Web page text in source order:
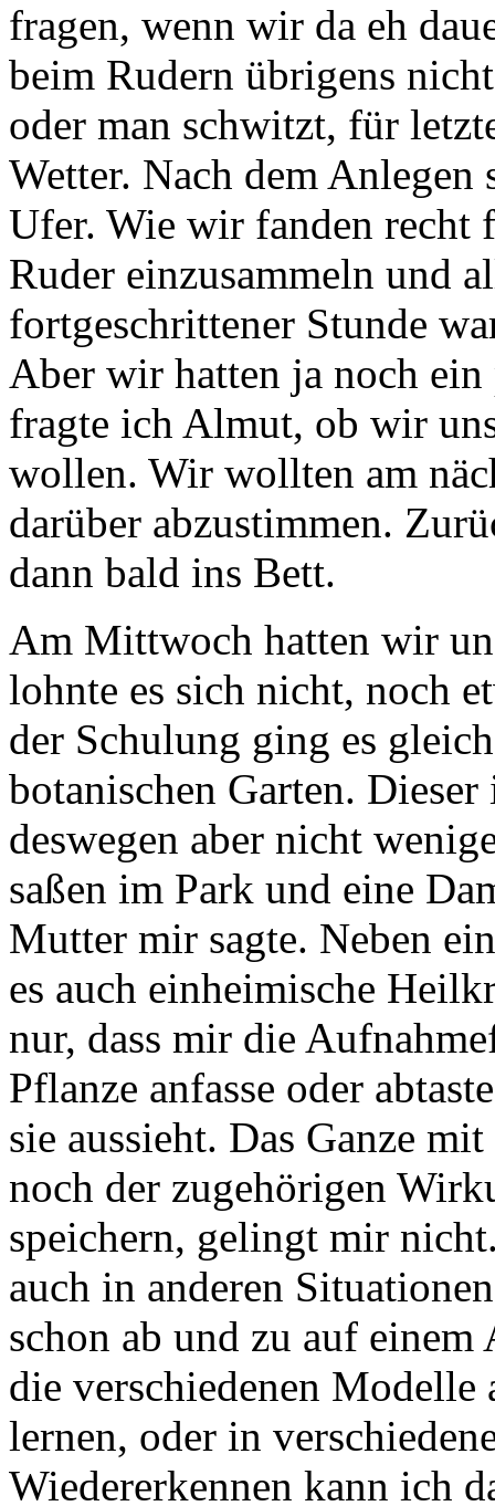
fragen, wenn wir da eh
beim Rudern übrigens
oder man schwitzt, für
Wetter. Nach dem Anlegen
Ufer. Wie wir fanden recht
Ruder einzusammeln und
fortgeschrittener Stunde
Aber wir hatten ja noch
fragte ich Almut, ob wir
wollen. Wir wollten am
darüber abzustimmen.
dann bald ins Bett.
Am Mittwoch hatten wir
lohnte es sich nicht, noch
der Schulung ging es
botanischen Garten.
deswegen aber nicht
saßen im Park und eine
Mutter mir sagte. Neben
es auch einheimische
nur, dass mir die
Pflanze anfasse oder
sie aussieht. Das Ganze
noch der zugehörigen
speichern, gelingt mir
auch in anderen
schon ab und zu auf
die verschiedenen Modelle
lernen, oder in
Wiedererkennen kann ich